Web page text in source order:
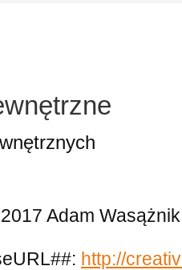
Adam Wasążnik
http://